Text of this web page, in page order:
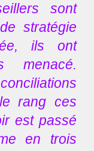
sont
stratégie
ils ont
menacé.
rang ces
est passé
en trois